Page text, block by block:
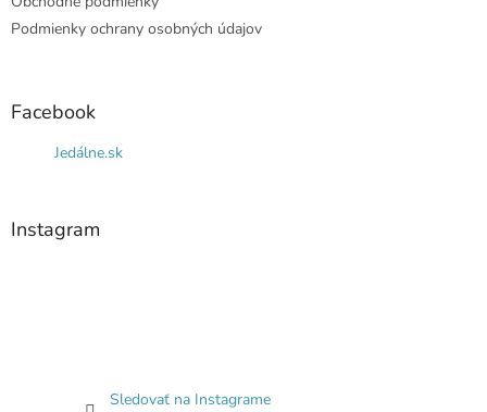
Podmienky ochrany osobných údajov
Facebook
Jedálne.sk
Instagram
Sledovať na Instagrame